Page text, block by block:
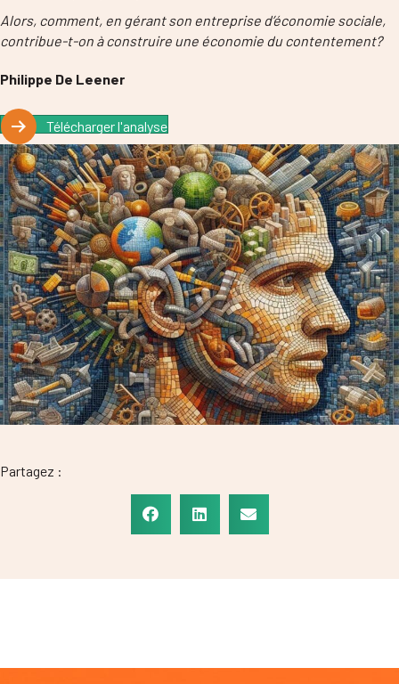
Alors, comment, en gérant son entreprise d’économie sociale,
contribue-t-on à construire une économie du contentement?
Philippe De Leener
Télécharger l'analyse
Partagez :